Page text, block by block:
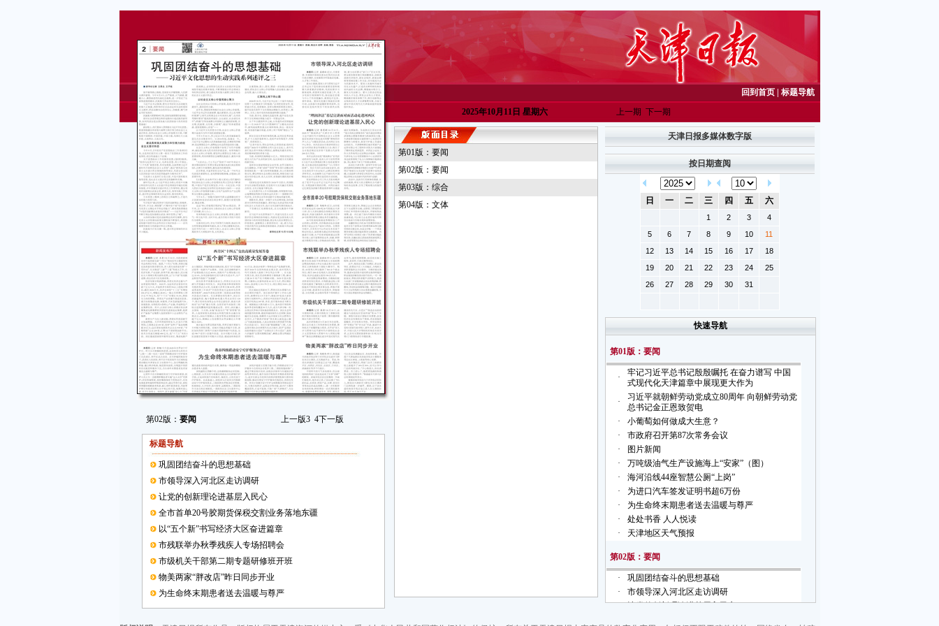
第02版： 要闻 上一版3 4下一版
标题导航
巩固团结奋斗的思想基础
市领导深入河北区走访调研
让党的创新理论进基层入民心
全市首单20号胶期货保税交割业务落地东疆
以“五个新”书写经济大区奋进篇章
市残联举办秋季残疾人专场招聘会
市级机关干部第二期专题研修班开班
物美两家“胖改店”昨日同步开业
为生命终末期患者送去温暖与尊严
回到首页| 标题导航
2025年10月11日 星期六
上一期 下一期
第01版：要闻
第02版：要闻
第03版：综合
第04版：文体
天津日报多媒体数字版
按日期查阅
日 一 二 三 四 五 六
1 2 3
4
5
6 7 8 9 10
11
12
13 14 15 16 17
18
19
20 21 22 23 24
25
26
27 28 29 30 31
快速导航
第01版：要闻
·
牢记习近平总书记殷殷嘱托 在奋力谱写 中国
式现代化天津篇章中展现更大作为
·
习近平就朝鲜劳动党成立80周年 向朝鲜劳动党
总书记金正恩致贺电
·
小葡萄如何做成大生意？
·
市政府召开第87次常务会议
·
图片新闻
·
万吨级油气生产设施海上“安家”（图）
·
海河沿线44座智慧公厕“上岗”
·
为进口汽车签发证明书超6万份
·
为生命终末期患者送去温暖与尊严
·
处处书香 人人悦读
·
天津地区天气预报
第02版：要闻
·
巩固团结奋斗的思想基础
·
市领导深入河北区走访调研
·
让党的创新理论进基层入民心